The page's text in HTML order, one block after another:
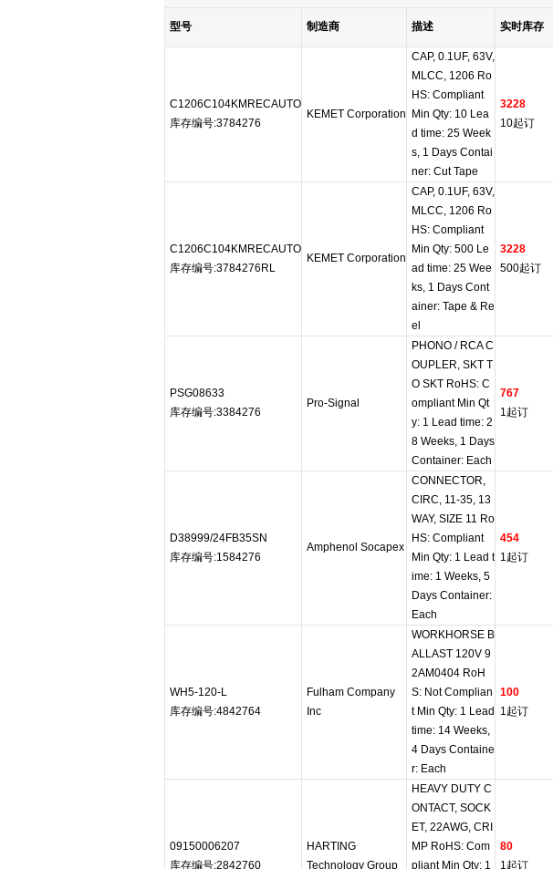
型号 制造商 描述 实时库存
C1206C104KMRECAUTO
库存编号:3784276
KEMET Corporation
CAP, 0.1UF, 63V,
MLCC, 1206 Ro
HS: Compliant
Min Qty: 10 Lea
d time: 25 Week
s, 1 Days Contai
ner: Cut Tape
3228
10起订
C1206C104KMRECAUTO
库存编号:3784276RL
KEMET Corporation
CAP, 0.1UF, 63V,
MLCC, 1206 Ro
HS: Compliant
Min Qty: 500 Le
ad time: 25 Wee
ks, 1 Days Cont
ainer: Tape & Re
el
3228
500起订
PSG08633
库存编号:3384276
Pro-Signal
PHONO / RCA C
OUPLER, SKT T
O SKT RoHS: C
ompliant Min Qt
y: 1 Lead time: 2
8 Weeks, 1 Days
Container: Each
767
1起订
D38999/24FB35SN
库存编号:1584276
Amphenol Socapex
CONNECTOR,
CIRC, 11-35, 13
WAY, SIZE 11 Ro
HS: Compliant
Min Qty: 1 Lead t
ime: 1 Weeks, 5
Days Container:
Each
454
1起订
WH5-120-L
库存编号:4842764
Fulham Company
Inc
WORKHORSE B
ALLAST 120V 9
2AM0404 RoH
S: Not Complian
t Min Qty: 1 Lead
time: 14 Weeks,
4 Days Containe
r: Each
100
1起订
09150006207
库存编号:2842760
HARTING
Technology Group
HEAVY DUTY C
ONTACT, SOCK
ET, 22AWG, CRI
MP RoHS: Com
pliant Min Qty: 1
80
1起订